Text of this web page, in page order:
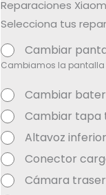
Reparaciones
Selecciona tus
Cambiar
Cambiamos la pantalla
Cambiar
Cambiar tapa
Altavoz inferior
Conector
Cámara